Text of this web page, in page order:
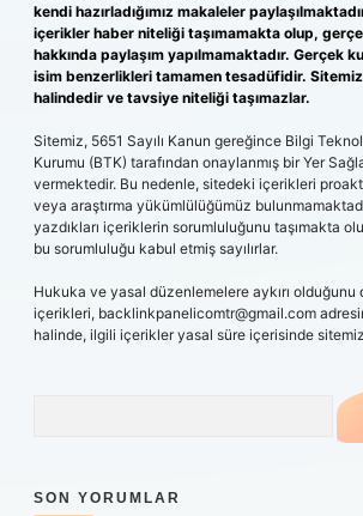
kendi hazırladığımız makaleler
içerikler haber niteliği taşımamakta olup,
hakkında paylaşım yapılmamaktadır. Gerçek
isim benzerlikleri tamamen tesadüfidir.
halindedir ve tavsiye niteliği taşımazlar.
Sitemiz, 5651 Sayılı Kanun gereğince Bilgi
Kurumu (BTK) tarafından onaylanmış bir Yer
vermektedir. Bu nedenle, sitedeki içerikleri
veya araştırma yükümlülüğümüz
yazdıkları içeriklerin sorumluluğunu taşımakta
bu sorumluluğu kabul etmiş sayılırlar.
Hukuka ve yasal düzenlemelere aykırı olduğunu
içerikleri, backlinkpanelicomtr@gmail.com
halinde, ilgili içerikler yasal süre içerisinde
SON YORUMLAR